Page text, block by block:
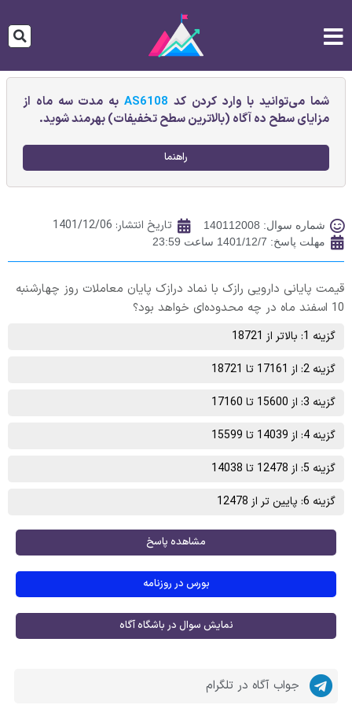
شما می‌توانید با وارد کردن کد AS6108به مدت سه ماه از
مزایای سطح ده آگاه (بالاترین سطح تخفیفات) بهرمند شوید.
راهنما
شماره سوال: 140112008 تاریخ انتشار: 1401/12/06
مهلت پاسخ: 1401/12/7 ساعت 23:59
قیمت پایانی دارويی رازک با نماد درازک پایان معاملات روز چهارشنبه
10 اسفند ماه در چه محدوده‌ای خواهد بود؟
گزینه 1: بالاتر از 18721
گزینه 2: از 17161 تا 18721
گزینه 3: از 15600 تا 17160
گزینه 4: از 14039 تا 15599
گزینه 5: از 12478 تا 14038
گزینه 6: پایین تر از 12478
مشاهده پاسخ
بورس در روزنامه
نمایش سوال در باشگاه آگاه
جواب آگاه در تلگرام